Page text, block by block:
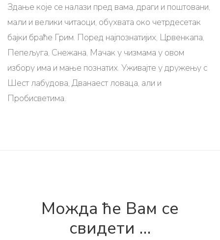
Здање које се налази пред вама, драги и поштовани,
мали и велики читаоци, обухвата око четрдесетак
бајки браће Грим. Поред најпознатијих, Црвенкапа,
Пепељуга, Снежана, Мачак у чизмама у овом
избору има и мање познатих. Уживајте у дружењу с
Шест лабудова, Дванаест ловаца, али и
Пробисветима.
Можда ће Вам се
свидети …